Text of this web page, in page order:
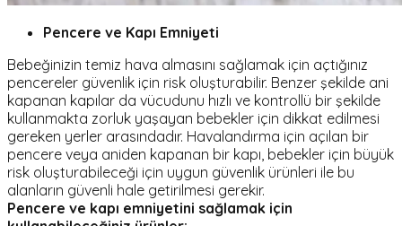
Pencere ve Kapı Emniyeti
Bebeğinizin temiz hava almasını sağlamak için açtığınız
pencereler güvenlik için risk oluşturabilir. Benzer şekilde ani
kapanan kapılar da vücudunu hızlı ve kontrollü bir şekilde
kullanmakta zorluk yaşayan bebekler için dikkat edilmesi
gereken yerler arasındadır. Havalandırma için açılan bir
pencere veya aniden kapanan bir kapı, bebekler için büyük
risk oluşturabileceği için uygun güvenlik ürünleri ile bu
alanların güvenli hale getirilmesi gerekir.
Pencere ve kapı emniyetini sağlamak için